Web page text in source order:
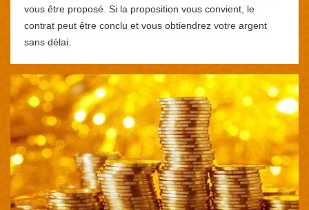
vous être proposé. Si la proposition vous convient, le
contrat peut être conclu et vous obtiendrez votre argent
sans délai.